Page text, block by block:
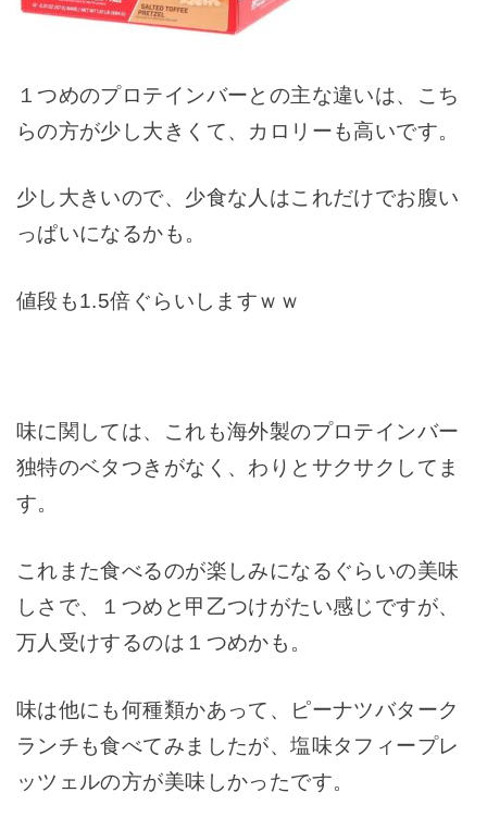
１つめのプロテインバーとの主な違いは、こち
らの方が少し大きくて、カロリーも高いです。
少し大きいので、少食な人はこれだけでお腹い
っぱいになるかも。
値段も1.5倍ぐらいしますｗｗ
味に関しては、これも海外製のプロテインバー
独特のベタつきがなく、わりとサクサクしてま
す。
これまた食べるのが楽しみになるぐらいの美味
しさで、１つめと甲乙つけがたい感じですが、
万人受けするのは１つめかも。
味は他にも何種類かあって、ピーナツバターク
ランチも食べてみましたが、塩味タフィープレ
ッツェルの方が美味しかったです。